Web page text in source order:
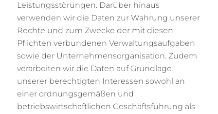
Leistungsstörungen. Darüber hinaus
verwenden wir die Daten zur Wahrung unserer
Rechte und zum Zwecke der mit diesen
Pflichten verbundenen Verwaltungsaufgaben
sowie der Unternehmensorganisation. Zudem
verarbeiten wir die Daten auf Grundlage
unserer berechtigten Interessen sowohl an
einer ordnungsgemäßen und
betriebswirtschaftlichen Geschäftsführung als